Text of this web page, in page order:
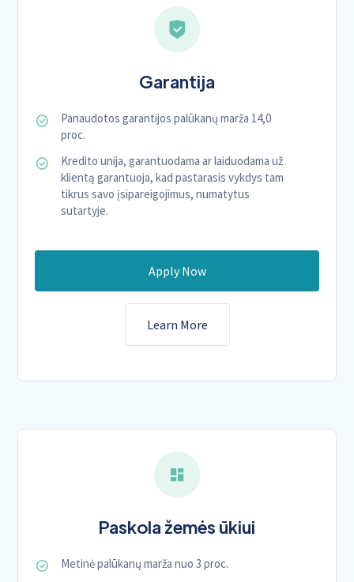
Garantija
Panaudotos garantijos palūkanų marža 14,0
proc.
Kredito unija, garantuodama ar laiduodama už
klientą garantuoja, kad pastarasis vykdys tam
tikrus savo įsipareigojimus, numatytus
sutartyje.
Apply Now
Learn More
Paskola žemės ūkiui
Metinė palūkanų marža nuo 3 proc.